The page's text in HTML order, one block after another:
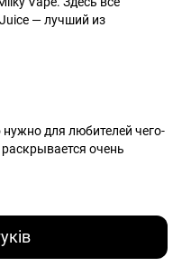
— лучший из
для любителей чего-
очень